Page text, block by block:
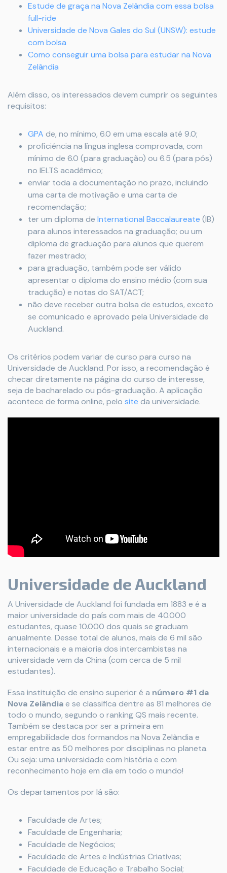
Estude de graça na Nova Zelândia com essa bolsa
full-ride
Universidade de Nova Gales do Sul (UNSW): estude
com bolsa
Como conseguir uma bolsa para estudar na Nova
Zelândia
Além disso, os interessados devem cumprir os seguintes
requisitos:
GPA de, no mínimo, 6.0 em uma escala até 9.0;
proficiência na língua inglesa comprovada, com
mínimo de 6.0 (para graduação) ou 6.5 (para pós)
no IELTS acadêmico;
enviar toda a documentação no prazo, incluindo
uma carta de motivação e uma carta de
recomendação;
ter um diploma de International Baccalaureate (IB)
para alunos interessados na graduação; ou um
diploma de graduação para alunos que querem
fazer mestrado;
para graduação, também pode ser válido
apresentar o diploma do ensino médio (com sua
tradução) e notas do SAT/ACT;
não deve receber outra bolsa de estudos, exceto
se comunicado e aprovado pela Universidade de
Auckland.
Os critérios podem variar de curso para curso na
Universidade de Auckland. Por isso, a recomendação é
checar diretamente na página do curso de interesse,
seja de bacharelado ou pós-graduação. A aplicação
acontece de forma online, pelo site da universidade.
Universidade de Auckland
A Universidade de Auckland foi fundada em 1883 e é a
maior universidade do país com mais de 40.000
estudantes, quase 10.000 dos quais se graduam
anualmente. Desse total de alunos, mais de 6 mil são
internacionais e a maioria dos intercambistas na
universidade vem da China (com cerca de 5 mil
estudantes).
Essa instituição de ensino superior é a número #1 da
Nova Zelândiae se classifica dentre as 81 melhores de
todo o mundo, segundo o ranking QS mais recente.
Também se destaca por ser a primeira em
empregabilidade dos formandos na Nova Zelândia e
estar entre as 50 melhores por disciplinas no planeta.
Ou seja: uma universidade com história e com
reconhecimento hoje em dia em todo o mundo!
Os departamentos por lá são:
Faculdade de Artes;
Faculdade de Engenharia;
Faculdade de Negócios;
Faculdade de Artes e Indústrias Criativas;
Faculdade de Educação e Trabalho Social;